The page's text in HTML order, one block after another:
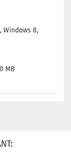
Windows 8,
MB